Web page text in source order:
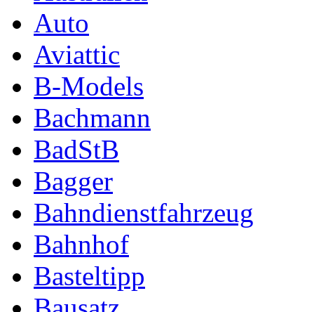
Auto
Aviattic
B-Models
Bachmann
BadStB
Bagger
Bahndienstfahrzeug
Bahnhof
Basteltipp